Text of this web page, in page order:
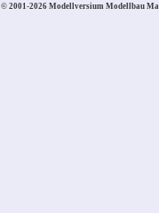
© 2001-2026 Modellversium Modellbau